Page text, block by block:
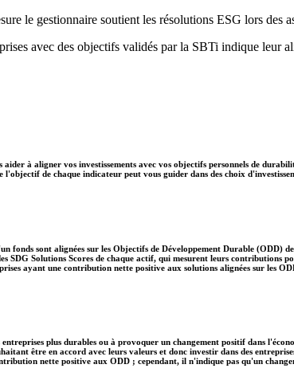
le gestionnaire soutient les résolutions ESG lors des
avec des objectifs validés par la SBTi indique leur
à aligner vos investissements avec vos objectifs personnels de
de chaque indicateur peut vous guider dans des choix
fonds sont alignées sur les Objectifs de Développement Durable
SDG Solutions Scores de chaque actif, qui mesurent leurs
ayant une contribution nette positive aux solutions alignées sur les
plus durables ou à provoquer un changement positif dans
être en accord avec leurs valeurs et donc investir dans des
nette positive aux ODD ; cependant, il n'indique pas qu'un